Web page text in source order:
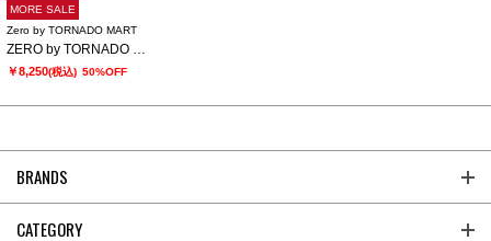
MORE SALE
Zero by TORNADO MART
ZERO by TORNADO MART∴ドモドッソラストレッチメッシュベルト
￥8,250(税込) 50%OFF
BRANDS
CATEGORY